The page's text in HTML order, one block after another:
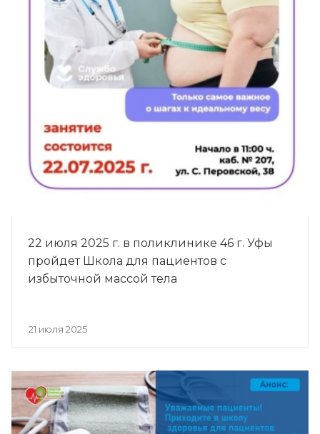
22 июля 2025 г. в поликлинике 46 г. Уфы
пройдет Школа для пациентов с
избыточной массой тела
21 июля 2025